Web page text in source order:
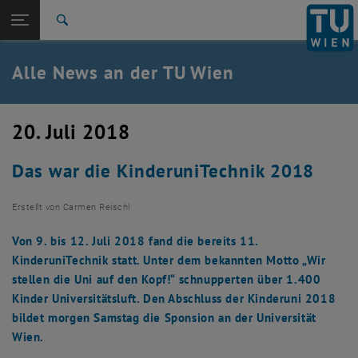
TU Login
Quicklinks
Quicklinks-Menü umschalten
Studium
Karriere
Zurück: Subseiten von TU Wien Startseite auflisten
Zurück zur letzten Ebene:
TU Wien Startseite
Übersicht
Alle News an der TU Wien
20. Juli 2018
Das war die KinderuniTechnik 2018
Erstellt von Carmen Reischl
Von 9. bis 12. Juli 2018 fand die bereits 11.
KinderuniTechnik statt. Unter dem bekannten Motto „Wir
stellen die Uni auf den Kopf!“ schnupperten über 1.400
Kinder Universitätsluft. Den Abschluss der Kinderuni 2018
bildet morgen Samstag die Sponsion an der Universität
Wien.